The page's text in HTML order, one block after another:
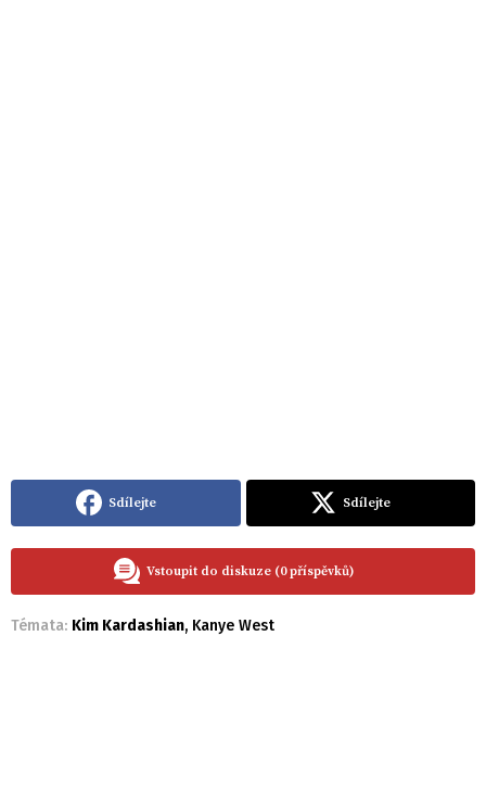
Sdílejte Sdílejte
Vstoupit do diskuze (0 příspěvků)
Témata: Kim Kardashian, Kanye West